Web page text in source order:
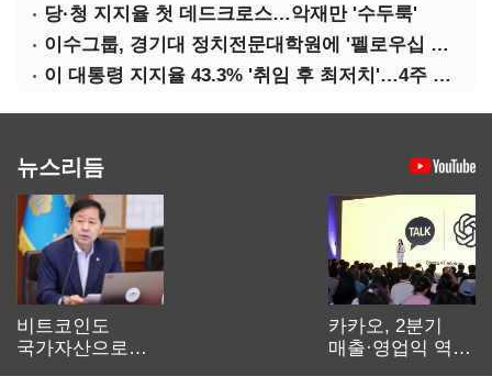
당·청 지지율 첫 데드크로스…악재만 '수두룩'
이수그룹, 경기대 정치전문대학원에 '펠로우십 기금' 3900만원 출연
이 대통령 지지율 43.3% '취임 후 최저치'…4주 연속 '하락'
뉴스리듬
비트코인도
국가자산으로…'
카카오, 2분기
매출·영업익 역대